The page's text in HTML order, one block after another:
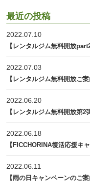
最近の投稿
2022.07.10
【レンタルジム無料開放part2
2022.07.03
【レンタルジム無料開放ご案
2022.06.20
【レンタルジム無料開放第2
2022.06.18
【FICCHORINA復活応援キ
2022.06.11
【雨の日キャンペーンのご案